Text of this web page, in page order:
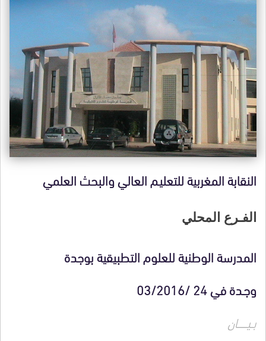
النقابة المغربية للتعليـم العالي والبحث العلمي
الفـرع المحلي
المدرسة الوطنية للعلوم التطبيقية بوجدة
وجـدةفي 24 /03/2016
بــيــــــــان